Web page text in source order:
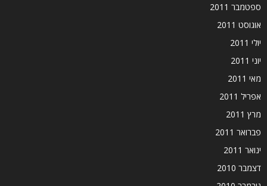
ספטמבר 2011
אוגוסט 2011
יולי 2011
יוני 2011
מאי 2011
אפריל 2011
מרץ 2011
פברואר 2011
ינואר 2011
דצמבר 2010